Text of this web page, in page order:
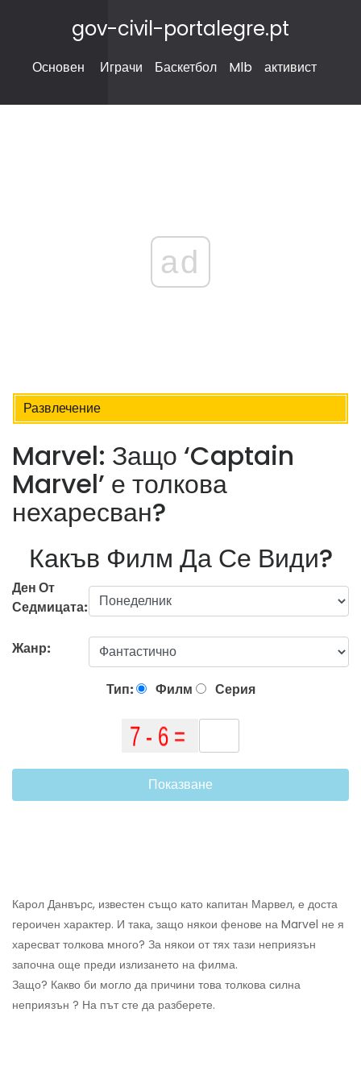
gov-civil-portalegre.pt
Основен Играчи Баскетбол Mlb активист
ad
Развлечение
Marvel: Защо ‘Captain
Marvel’ е толкова
нехаресван?
Какъв Филм Да Се Види?
Ден От
Седмицата:
Жанр:
Тип: Филм Серия
Показване
Карол Данвърс, известен също като капитан Марвел, е доста
героичен характер. И така, защо някои фенове на Marvel не я
харесват толкова много? За някои от тях тази неприязън
започна още преди излизането на филма.
Защо? Какво би могло да причини това толкова силна
неприязън ? На път сте да разберете.